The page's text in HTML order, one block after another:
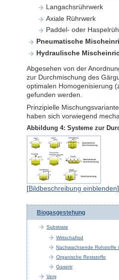
Langachsrührwerk
Axiale Rührwerk
Paddel- oder
Pneumatische
Hydraulische
Abgesehen von der
zur Durchmischung des
optimalen Homogenisierung
gefunden werden.
Prinzipielle
haben sich vorwiegend
Abbildung 4: Systeme zur
[Bildbeschreibung einblenden]
Biogasgestehung
Substrate
Wirtschaftsd
Nachwachsende Rohstoffe
Organische Reststoffe
Gasertr
Verg